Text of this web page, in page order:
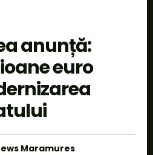
anunță:
euro
Maramures